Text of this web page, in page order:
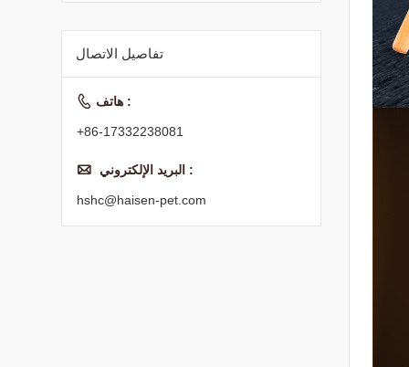
طعام القطط الجاف
تفاصيل الاتصال
 هاتف :
+86-17332238081
 البريد الإلكتروني :
hshc@haisen-pet.com